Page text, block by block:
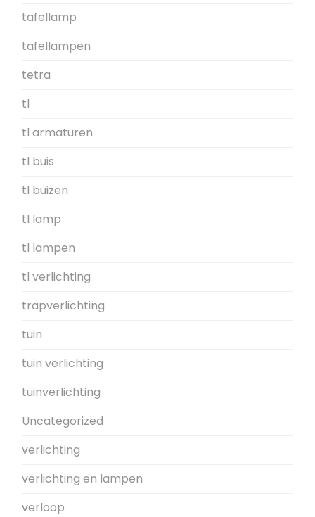
tafellamp
tafellampen
tetra
tl
tl armaturen
tl buis
tl buizen
tl lamp
tl lampen
tl verlichting
trapverlichting
tuin
tuin verlichting
tuinverlichting
Uncategorized
verlichting
verlichting en lampen
verloop